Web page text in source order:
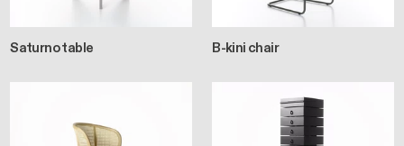
Saturno table B-kini chair